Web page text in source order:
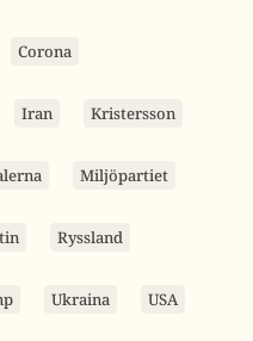
Corona
Iran Kristersson
Miljöpartiet
Ryssland
Ukraina USA